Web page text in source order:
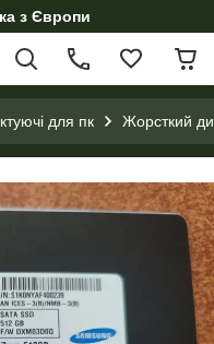
з Європи
для пк Жорсткий